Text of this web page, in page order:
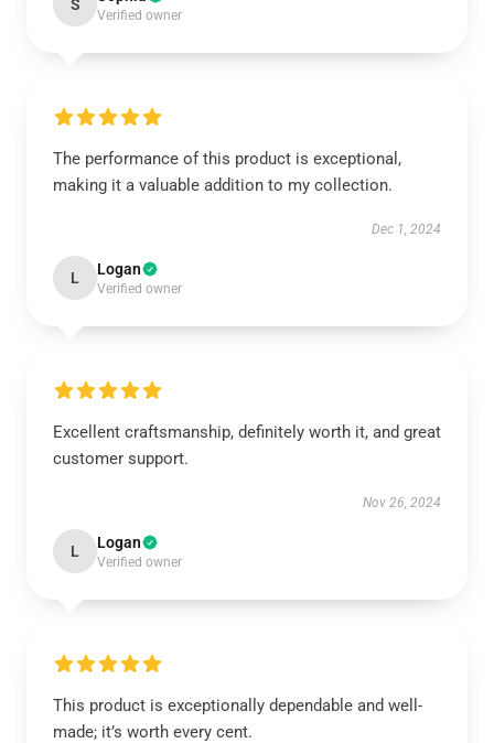
S
Verified owner
The performance of this product is exceptional,
making it a valuable addition to my collection.
Dec 1, 2024
L Logan
Verified owner
Excellent craftsmanship, definitely worth it, and great
customer support.
Nov 26, 2024
L Logan
Verified owner
This product is exceptionally dependable and well-
made; it’s worth every cent.